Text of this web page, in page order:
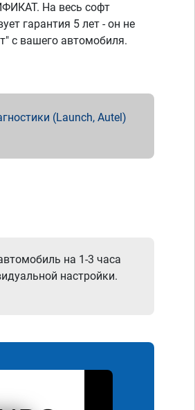
На весь софт
гарантия 5 лет - он не
с вашего автомобиля.
(Launch, Autel)
на 1-3 часа
настройки.